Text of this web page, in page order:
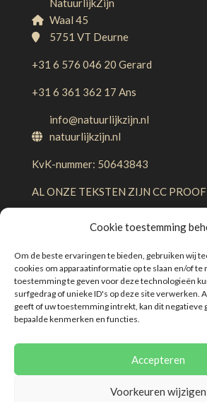
Cookie toestemming
Om de beste ervaringen te bieden, gebruiken wij
cookies om apparaatinformatie op te slaan en/of te
toestemming te geven voor deze technologieën
surfgedrag of unieke ID's op deze site verwerken.
geeft of uw toestemming intrekt, kan dit negatieve
bepaalde kenmerken en functies.
Accepteren
Voorkeuren wijzigen
NatuurlijkZijn
Waal 45
5751 VT Deurne
+31 6 576 046 20 Gerard
+31 6 361 362 17 Ans
info@natuurlijkzijn.nl
natuurlijkzijn.nl
KvK-nummer: 50643843
AL ONZE TEKSTEN ZIJN CC
Algemene voorwaarden
Privacybeleid
Klachtenregeling
© 2026 Deze website draait op het